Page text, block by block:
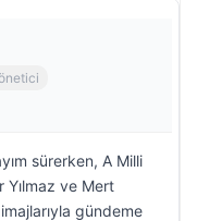
sürerken, A Milli
Yılmaz ve Mert
gündeme